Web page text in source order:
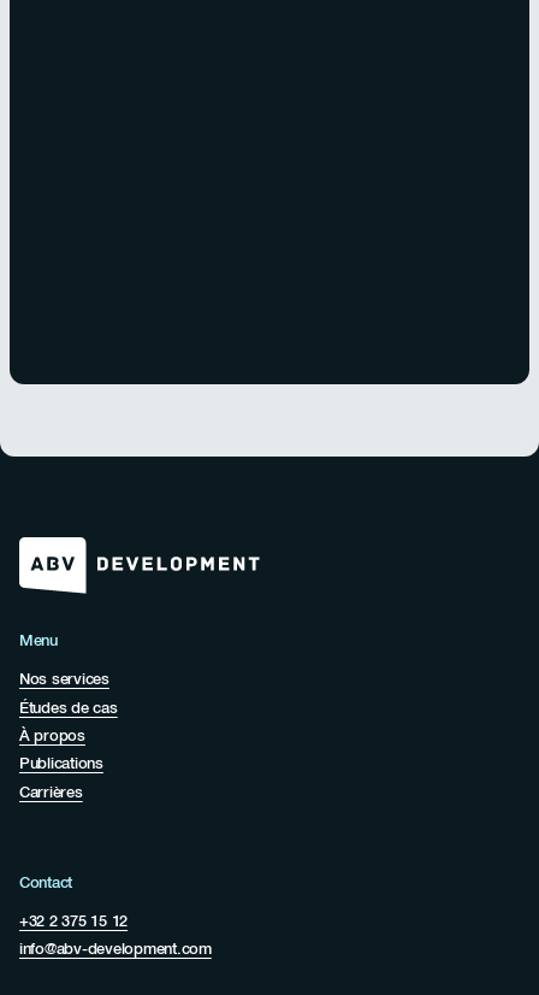
Menu
Nos services
Études de cas
À propos
Publications
Carrières
Contact
+32 2 375 15 12
info@abv-development.com